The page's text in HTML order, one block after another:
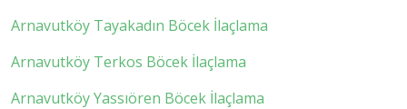
Arnavutköy Tayakadın Böcek İlaçlama
Arnavutköy Terkos Böcek İlaçlama
Arnavutköy Yassıören Böcek İlaçlama